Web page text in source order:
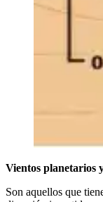
Vientos planetarios
Son aquellos que